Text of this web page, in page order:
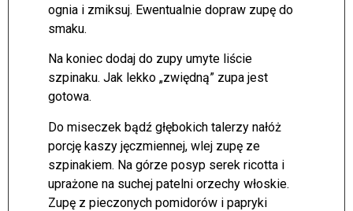
ognia i zmiksuj. Ewentualnie dopraw zupę do
smaku.
Na koniec dodaj do zupy umyte liście
szpinaku. Jak lekko „zwiędną” zupa jest
gotowa.
Do miseczek bądź głębokich talerzy nałóż
porcję kaszy jęczmiennej, wlej zupę ze
szpinakiem. Na górze posyp serek ricotta i
uprażone na suchej patelni orzechy włoskie.
Zupę z pieczonych pomidorów i papryki